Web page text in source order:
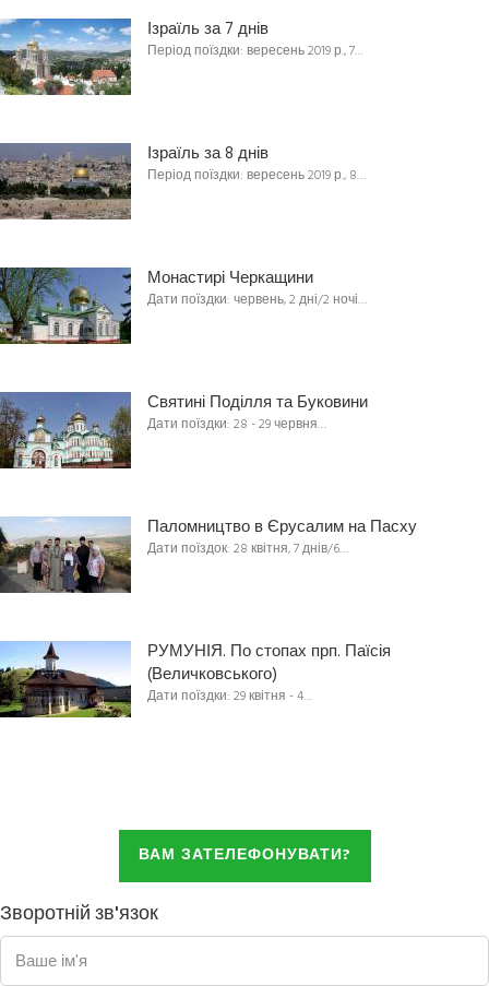
Ізраїль за 7 днів
Період поїздки: вересень 2019 р., 7…
Ізраїль за 8 днів
Період поїздки: вересень 2019 р., 8…
Монастирі Черкащини
Дати поїздки: червень, 2 дні/2 ночі…
Святині Поділля та Буковини
Дати поїздки: 28 - 29 червня…
Паломництво в Єрусалим на Пасху
Дати поїздок: 28 квітня, 7 днів/6…
РУМУНІЯ. По стопах прп. Паїсія
(Величковського)
Дати поїздки: 29 квітня - 4…
ВАМ ЗАТЕЛЕФОНУВАТИ?
Зворотній зв'язок
Ваше ім'я